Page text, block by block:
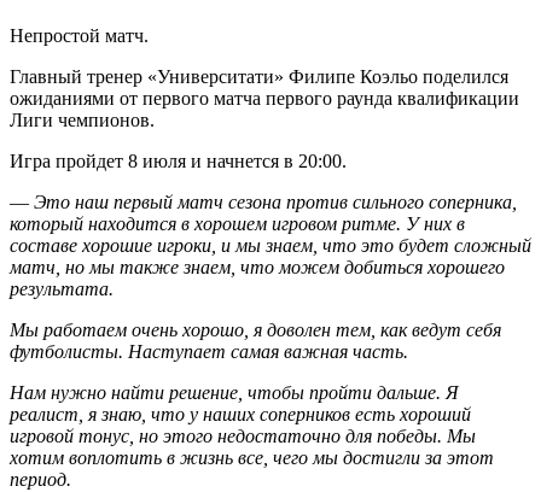
Непростой матч.
Главный тренер «Университати» Филипе Коэльо поделился
ожиданиями от первого матча первого раунда квалификации
Лиги чемпионов.
Игра пройдет 8 июля и начнется в 20:00.
— Это наш первый матч сезона против сильного соперника,
который находится в хорошем игровом ритме. У них в
составе хорошие игроки, и мы знаем, что это будет сложный
матч, но мы также знаем, что можем добиться хорошего
результата.
Мы работаем очень хорошо, я доволен тем, как ведут себя
футболисты. Наступает самая важная часть.
Нам нужно найти решение, чтобы пройти дальше. Я
реалист, я знаю, что у наших соперников есть хороший
игровой тонус, но этого недостаточно для победы. Мы
хотим воплотить в жизнь все, чего мы достигли за этот
период.